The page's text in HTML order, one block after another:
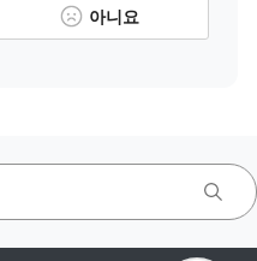
아니요